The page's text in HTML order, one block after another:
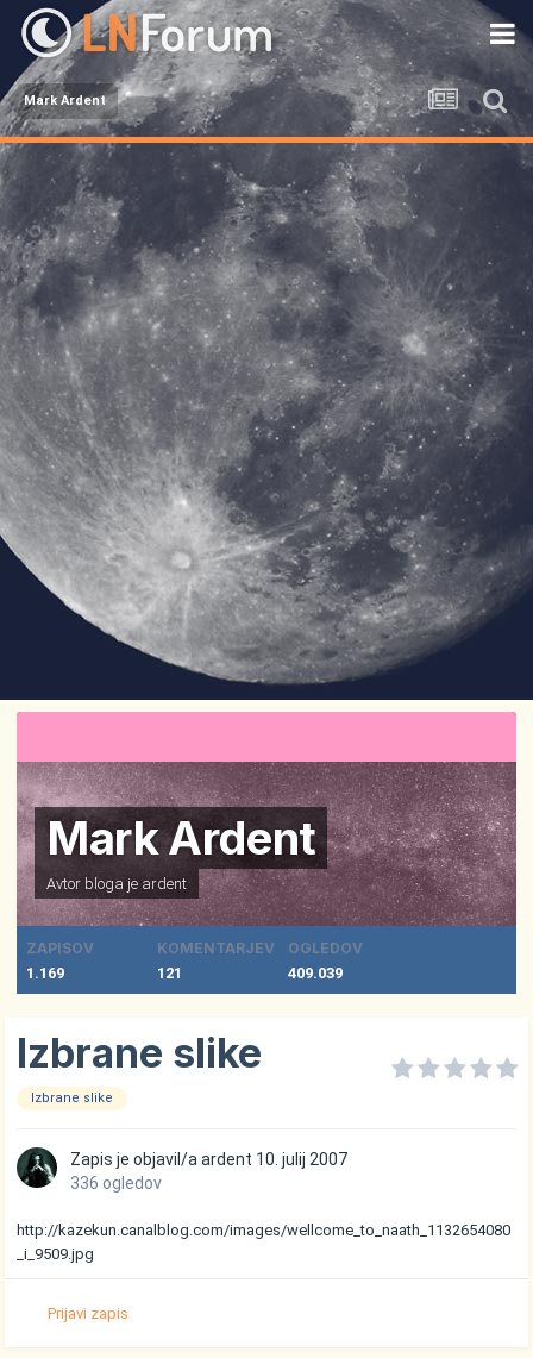
Mark Ardent
Mark Ardent
Avtor bloga je ardent
ZAPISOV
1.169
KOMENTARJEV
121
OGLEDOV
409.039
Izbrane slike
Izbrane slike
Zapis je objavil/aardent 10. julij 2007
336 ogledov
http://kazekun.canalblog.com/images/wellcome_to_naath_1132654080
_i_9509.jpg
Prijavi zapis